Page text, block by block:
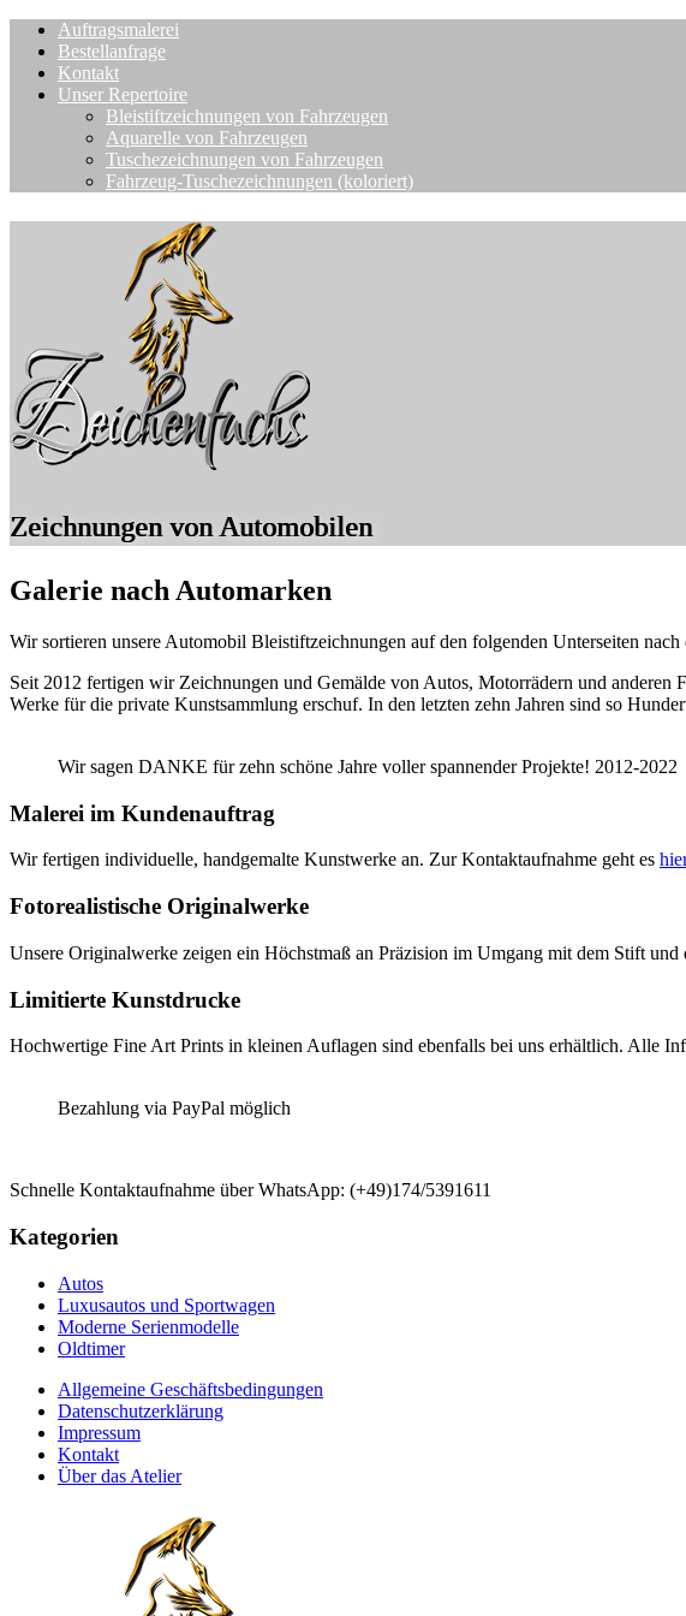
Auftragsmalerei
Bestellanfrage
Kontakt
Unser Repertoire
Bleistiftzeichnungen von Fahrzeugen
Aquarelle von Fahrzeugen
Tuschezeichnungen von Fahrzeugen
Fahrzeug-Tuschezeichnungen (koloriert)
Zeichnungen von Automobilen
Galerie nach Automarken
Wir sortieren unsere Automobil Bleistiftzeichnungen auf den folgenden Unterseiten nach
Seit 2012 fertigen wir Zeichnungen und Gemälde von Autos, Motorrädern und
Werke für die private Kunstsammlung erschuf. In den letzten zehn Jahren sind so
Wir sagen DANKE für zehn schöne Jahre voller spannender Projekte! 2012-2022
Malerei im Kundenauftrag
Wir fertigen individuelle, handgemalte Kunstwerke an. Zur Kontaktaufnahme geht es hier
Fotorealistische Originalwerke
Unsere Originalwerke zeigen ein Höchstmaß an Präzision im Umgang mit dem Stift
Limitierte Kunstdrucke
Hochwertige Fine Art Prints in kleinen Auflagen sind ebenfalls bei uns erhältlich. Alle
Bezahlung via PayPal möglich
Schnelle Kontaktaufnahme über WhatsApp: (+49)174/5391611
Kategorien
Autos
Luxusautos und Sportwagen
Moderne Serienmodelle
Oldtimer
Allgemeine Geschäftsbedingungen
Datenschutzerklärung
Impressum
Kontakt
Über das Atelier